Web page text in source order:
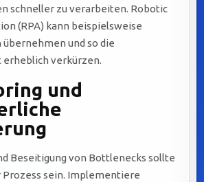
schneller zu verarbeiten. Robotic
(RPA) kann beispielsweise
und so die
verkürzen.
und
Beseitigung von Bottlenecks sollte
sein. Implementiere